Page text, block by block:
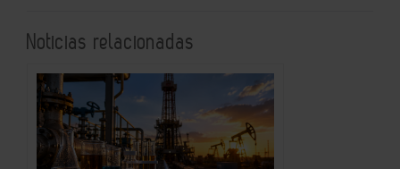
Noticias relacionadas